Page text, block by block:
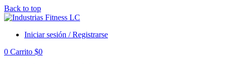
Back to top
Iniciar sesión / Registrarse
0 Carrito $0